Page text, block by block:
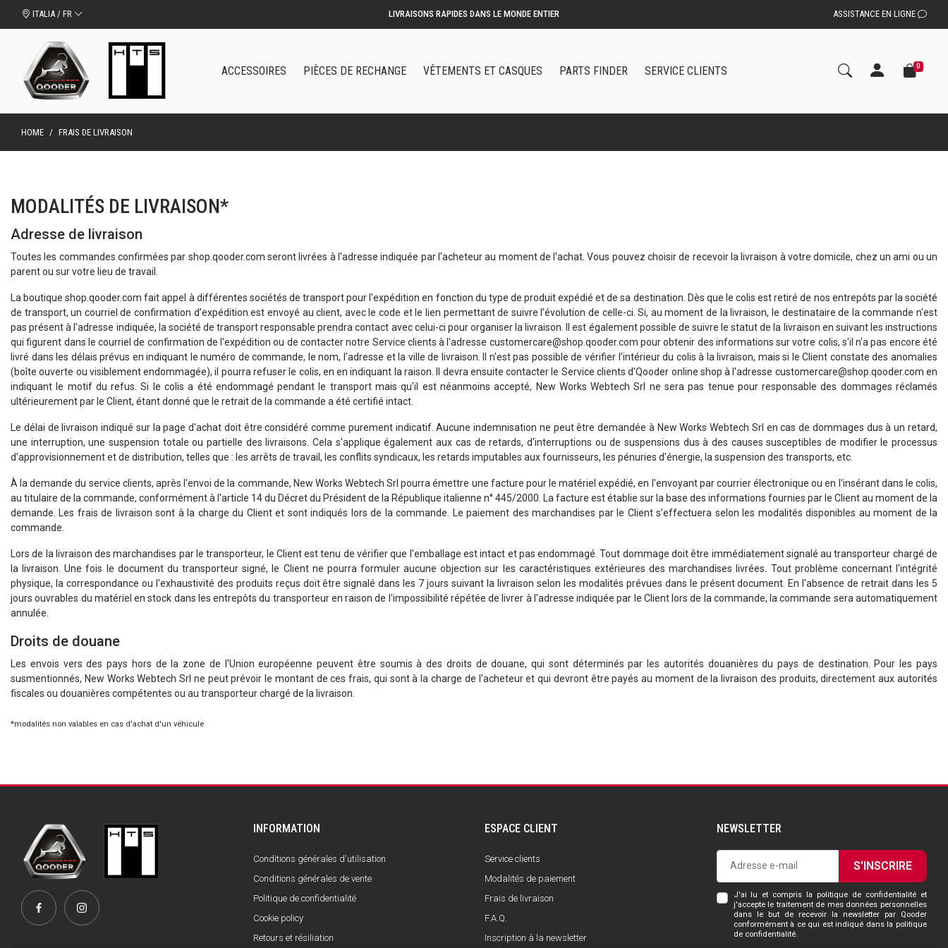
ITALIA / FR LIVRAISONS RAPIDES DANS LE MONDE ENTIER ASSISTANCE EN LIGNE
ACCESSOIRES PIÈCES DE RECHANGE VÊTEMENTS ET CASQUES PARTS FINDER SERVICE CLIENTS 0
HOME / FRAIS DE LIVRAISON
MODALITÉS DE LIVRAISON*
Adresse de livraison
Toutes les commandes confirmées par shop.qooder.com seront livrées à l'adresse indiquée par l'acheteur au moment de l'achat. Vous pouvez choisir de recevoir la livraison à votre domicile, chez un ami ou un
parent ou sur votre lieu de travail.
La boutique shop.qooder.com fait appel à différentes sociétés de transport pour l'expédition en fonction du type de produit expédié et de sa destination. Dès que le colis est retiré de nos entrepôts par la société
de transport, un courriel de confirmation d’expédition est envoyé au client, avec le code et le lien permettant de suivre l’évolution de celle-ci. Si, au moment de la livraison, le destinataire de la commande n'est
pas présent à l'adresse indiquée, la société de transport responsable prendra contact avec celui-ci pour organiser la livraison. Il est également possible de suivre le statut de la livraison en suivant les instructions
qui figurent dans le courriel de confirmation de l'expédition ou de contacter notre Service clients à l'adresse customercare@shop.qooder.com pour obtenir des informations sur votre colis, s'il n'a pas encore été
livré dans les délais prévus en indiquant le numéro de commande, le nom, l'adresse et la ville de livraison. Il n'est pas possible de vérifier l'intérieur du colis à la livraison, mais si le Client constate des anomalies
(boîte ouverte ou visiblement endommagée), il pourra refuser le colis, en en indiquant la raison. Il devra ensuite contacter le Service clients d'Qooder online shop à l'adresse customercare@shop.qooder.com en
indiquant le motif du refus. Si le colis a été endommagé pendant le transport mais qu'il est néanmoins accepté, New Works Webtech Srl ne sera pas tenue pour responsable des dommages réclamés
ultérieurement par le Client, étant donné que le retrait de la commande a été certifié intact.
Le délai de livraison indiqué sur la page d'achat doit être considéré comme purement indicatif. Aucune indemnisation ne peut être demandée à New Works Webtech Srl en cas de dommages dus à un retard,
une interruption, une suspension totale ou partielle des livraisons. Cela s'applique également aux cas de retards, d'interruptions ou de suspensions dus à des causes susceptibles de modifier le processus
d'approvisionnement et de distribution, telles que : les arrêts de travail, les conflits syndicaux, les retards imputables aux fournisseurs, les pénuries d'énergie, la suspension des transports, etc.
À la demande du service clients, après l'envoi de la commande, New Works Webtech Srl pourra émettre une facture pour le matériel expédié, en l'envoyant par courrier électronique ou en l'insérant dans le colis,
au titulaire de la commande, conformément à l'article 14 du Décret du Président de la République italienne n° 445/2000. La facture est établie sur la base des informations fournies par le Client au moment de la
demande. Les frais de livraison sont à la charge du Client et sont indiqués lors de la commande. Le paiement des marchandises par le Client s’effectuera selon les modalités disponibles au moment de la
commande.
Lors de la livraison des marchandises par le transporteur, le Client est tenu de vérifier que l'emballage est intact et pas endommagé. Tout dommage doit être immédiatement signalé au transporteur chargé de
la livraison. Une fois le document du transporteur signé, le Client ne pourra formuler aucune objection sur les caractéristiques extérieures des marchandises livrées. Tout problème concernant l'intégrité
physique, la correspondance ou l'exhaustivité des produits reçus doit être signalé dans les 7 jours suivant la livraison selon les modalités prévues dans le présent document. En l'absence de retrait dans les 5
jours ouvrables du matériel en stock dans les entrepôts du transporteur en raison de l'impossibilité répétée de livrer à l'adresse indiquée par le Client lors de la commande, la commande sera automatiquement
annulée.
Droits de douane
Les envois vers des pays hors de la zone de l'Union européenne peuvent être soumis à des droits de douane, qui sont déterminés par les autorités douanières du pays de destination. Pour les pays
susmentionnés, New Works Webtech Srl ne peut prévoir le montant de ces frais, qui sont à la charge de l'acheteur et qui devront être payés au moment de la livraison des produits, directement aux autorités
fiscales ou douanières compétentes ou au transporteur chargé de la livraison.
*modalités non valables en cas d'achat d'un véhicule
INFORMATION
Conditions générales d'utilisation
Conditions générales de vente
Politique de confidentialité
Cookie policy
Retours et résiliation
ESPACE CLIENT
Service clients
Modalités de paiement
Frais de livraison
F.A.Q.
Inscription à la newsletter
NEWSLETTER
S'INSCRIRE
J'ai lu et compris la politique de confidentialité et
j'accepte le traitement de mes données personnelles
dans le but de recevoir la newsletter par Qooder
conformément à ce qui est indiqué dans la politique
de confidentialité.